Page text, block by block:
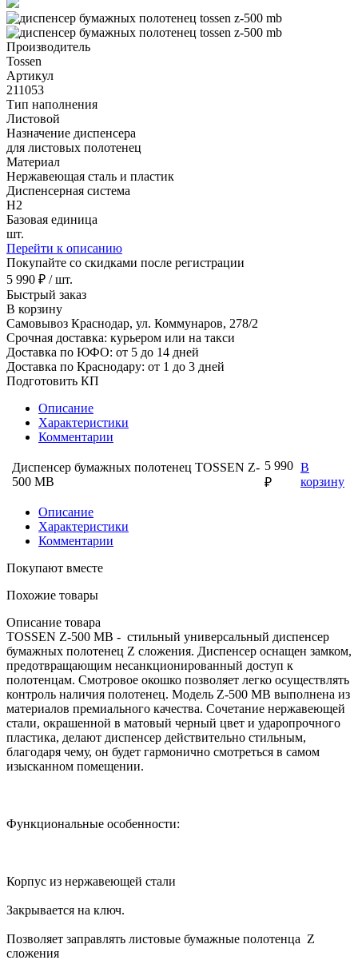
Производитель
Tossen
Артикул
211053
Тип наполнения
Листовой
Назначение диспенсера
для листовых полотенец
Материал
Нержавеющая сталь и пластик
Диспенсерная система
H2
Базовая единица
шт.
Перейти к описанию
Покупайте со скидками после регистрации
5 990 ₽ / шт.
Быстрый заказ
В корзину
Самовывоз Краснодар, ул. Коммунаров, 278/2
Срочная доставка: курьером или на такси
Доставка по ЮФО: от 5 до 14 дней
Доставка по Краснодару: от 1 до 3 дней
Подготовить КП
Описание
Характеристики
Комментарии
Диспенсер бумажных полотенец TOSSEN Z-
500 MB
5 990
₽
В
корзину
Описание
Характеристики
Комментарии
Покупают вместе
Похожие товары
Описание товара
TOSSEN Z-500 MB - стильный универсальный диспенсер
бумажных полотенец Z сложения. Диспенсер оснащен замком,
предотвращающим несанкционированный доступ к
полотенцам. Смотровое окошко позволяет легко осуществлять
контроль наличия полотенец. Модель Z-500 MB выполнена из
материалов премиального качества. Сочетание нержавеющей
стали, окрашенной в матовый черный цвет и ударопрочного
пластика, делают диспенсер действительно стильным,
благодаря чему, он будет гармонично смотреться в самом
изысканном помещении.
Функциональные особенности:
Корпус из нержавеющей стали
Закрывается на ключ.
Позволяет заправлять листовые бумажные полотенца Z
сложения